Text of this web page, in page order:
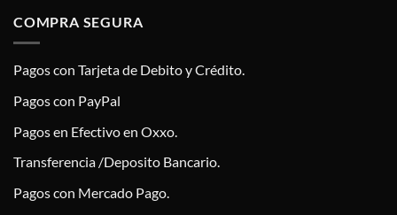
COMPRA SEGURA
Pagos con Tarjeta de Debito y Crédito.
Pagos con PayPal
Pagos en Efectivo en Oxxo.
Transferencia /Deposito Bancario.
Pagos con Mercado Pago.